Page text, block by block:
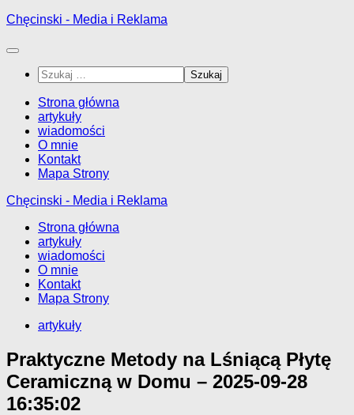
Przejdź
treści
Chęcinski - Media i Reklama
Szukaj:
Strona główna
artykuły
wiadomości
O mnie
Kontakt
Mapa Strony
Chęcinski - Media i Reklama
Strona główna
artykuły
wiadomości
O mnie
Kontakt
Mapa Strony
artykuły
Praktyczne Metody na Lśniącą Płytę
Ceramiczną w Domu – 2025-09-28
16:35:02